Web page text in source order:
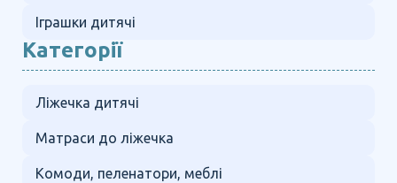
Іграшки дитячі
Категорії
Ліжечка дитячі
Матраси до ліжечка
Комоди, пеленатори, меблі